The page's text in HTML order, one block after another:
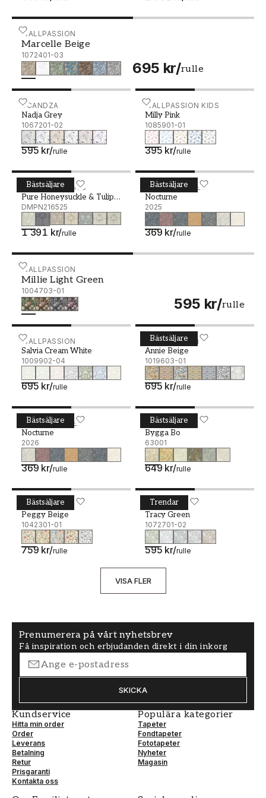
WALLPASSION
Marcelle Beige
1072401-03
695 kr/rulle
Marcelle Beige - 1072401-03
SCANDZA
Nadja Grey
1067201-02
595 kr/rulle
Nadja Grey - 1067201-02 WALLPASSION KIDS
Milly Pink
1085901-01
395 kr/rulle
Milly Pink - 1085901-01
Bästsäljare
WILLIAM MORRIS
Pure Honeysuckle & Tulip
Grey Blue
DMPN216525
1 391 kr/rulle
Pure Honeysuckle & Tulip Grey Blue - DMPN216525
Bästsäljare
BORÅSTAPETER
Nocturne
2025
369 kr/rulle
Nocturne - 2025
WALLPASSION
Millie Light Green
1004703-01
595 kr/rulle
Millie Light Green - 1004703-01
WALLPASSION
Salvia Cream White
1009902-04
695 kr/rulle
Salvia Cream White - 1009902-04
Bästsäljare
WALLPASSION
Annie Beige
1019603-01
695 kr/rulle
Annie Beige - 1019603-01
Bästsäljare
BORÅSTAPETER
Nocturne
2026
369 kr/rulle
Nocturne - 2026 Bästsäljare
MIDBEC
Bygga Bo
63001
649 kr/rulle
Bygga Bo - 63001
Bästsäljare
SCANDZA
Peggy Beige
1042301-01
759 kr/rulle
Peggy Beige - 1042301-01 Trendar
SCANDZA
Tracy Green
1072701-02
595 kr/rulle
Tracy Green - 1072701-02
VISA FLER
Prenumerera på vårt nyhetsbrev
Få inspiration och erbjudanden direkt i din inkorg
SKICKA
Kundservice
Hitta min order
Order
Leverans
Betalning
Retur
Prisgaranti
Kontakta oss
Populära kategorier
Tapeter
Fondtapeter
Fototapeter
Nyheter
Magasin